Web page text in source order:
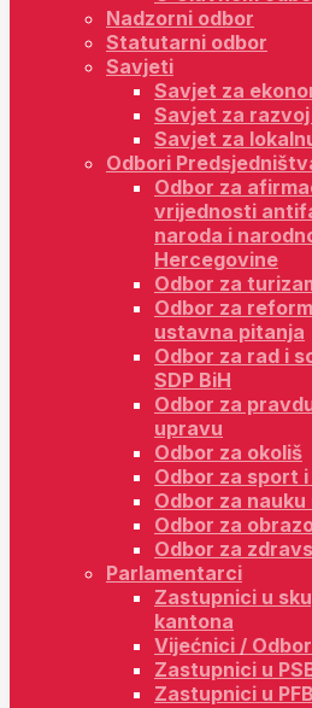
Nadzorni odbor
Statutarni odbor
Savjeti
Savjet za
Savjet za razvoj
Savjet za
Odbori
Odbor za
vrijednosti
naroda i
Hercegovine
Odbor za
Odbor za
ustavna pitanja
Odbor za rad i
SDP BiH
Odbor za
upravu
Odbor za okoliš
Odbor za sport
Odbor za
Odbor za
Odbor za
Parlamentarci
Zastupnici u
kantona
Vijećnici /
Zastupnici u
Zastupnici u